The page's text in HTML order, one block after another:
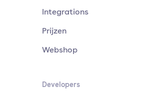
Integrations
Prijzen
Webshop
Developers